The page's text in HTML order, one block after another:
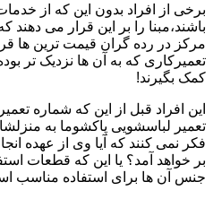
برخی از افراد بدون این که از
باشند،مبنا را بر این قرار می
مرکز در رده گران قیمت ترین ها
تعمیرکاری که به آن ها نزدیک تر
کمک بگیرند!
این افراد قبل از این که شماره
تعمیر لباسشویی پاکشوما به
فکر نمی کنند که آیا وی از عهده
بر خواهد آمد؟ یا این که قطعات
جنس آن ها برای استفاده مناسب